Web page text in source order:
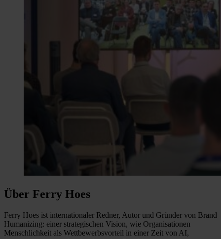
Über Ferry Hoes
Ferry Hoes ist internationaler Redner, Autor und Gründer von Brand
Humanizing: einer strategischen Vision, wie Organisationen
Menschlichkeit als Wettbewerbsvorteil in einer Zeit von AI,